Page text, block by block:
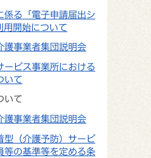
係る「電子申請届出シ
用開始について
護事業者集団説明会
ービス事業所における
いて
いて
護事業者集団説明会
型（介護予防）サービ
等の基準等を定める条